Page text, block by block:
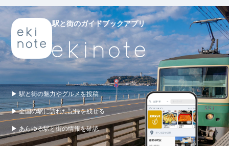
駅と街のガイドブックアプリ
▶ 駅と街の魅力やグルメを投稿
▶ 全国の駅に訪れた記録を残せる
▶ あらゆる駅と街の情報を確認